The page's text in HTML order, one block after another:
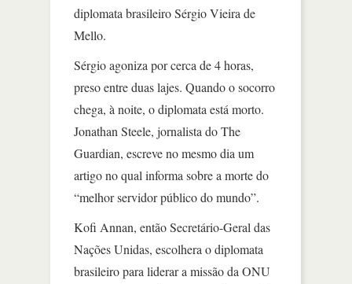
diplomata brasileiro Sérgio Vieira de
Mello.
Sérgio agoniza por cerca de 4 horas,
preso entre duas lajes. Quando o socorro
chega, à noite, o diplomata está morto.
Jonathan Steele, jornalista do The
Guardian, escreve no mesmo dia um
artigo no qual informa sobre a morte do
“melhor servidor público do mundo”.
Kofi Annan, então Secretário-Geral das
Nações Unidas, escolhera o diplomata
brasileiro para liderar a missão da ONU